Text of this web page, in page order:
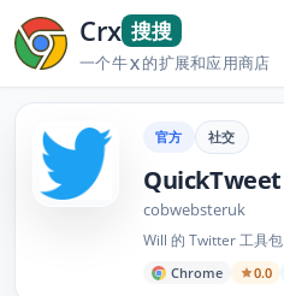
Crx 搜搜
一个牛X的扩展和应用商店
官方 社交
QuickTweet
cobwebsteruk
Will 的 Twitter 工具包
Chrome 0.0